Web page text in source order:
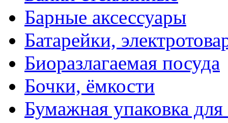
Барные аксессуары
Батарейки,
Биоразлагаемая посуда
Бочки, ёмкости
Бумажная упаковка